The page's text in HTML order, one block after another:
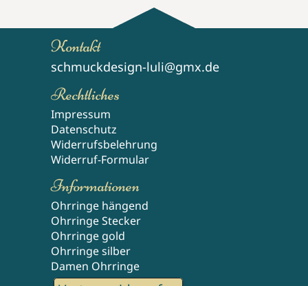
Kontakt
schmuckdesign-luli@gmx.de
Rechtliches
Impressum
Datenschutz
Widerrufsbelehrung
Widerruf-Formular
Informationen
Ohrringe hängend
Ohrringe Stecker
Ohrringe gold
Ohrringe silber
Damen Ohrringe